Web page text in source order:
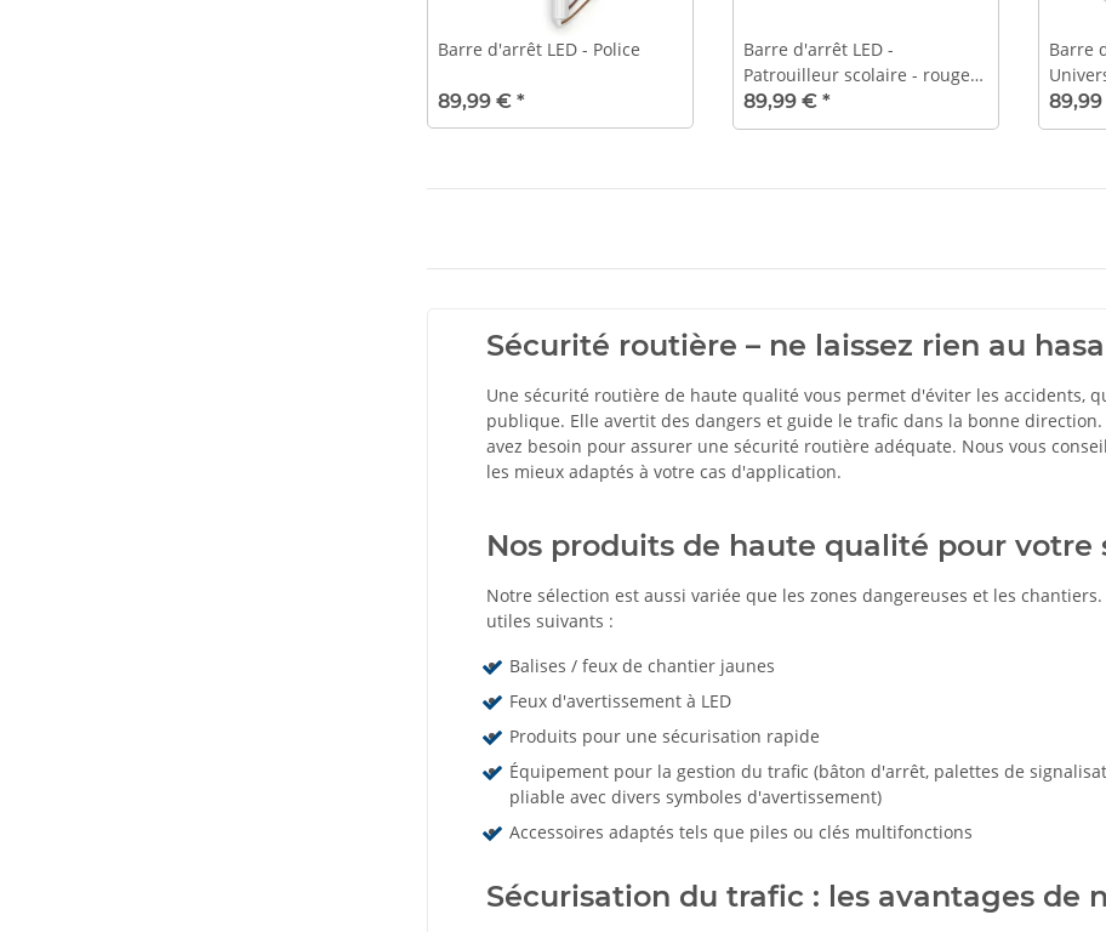
Barre d'arrêt LED - Police
89,99 € *
Barre d'arrêt LED -
Patrouilleur scolaire - rouge
des deux côtés
89,99 € *
Barre
Sécurité routière – ne laissez rien au
Une sécurité routière de haute qualité vous permet d'éviter les accidents,
publique. Elle avertit des dangers et guide le trafic dans la bonne
avez besoin pour assurer une sécurité routière adéquate. Nous vous
les mieux adaptés à votre cas d'application.
Nos produits de haute qualité pour
Notre sélection est aussi variée que les zones dangereuses et les
utiles suivants :
Balises / feux de chantier jaunes
Feux d'avertissement à LED
Produits pour une sécurisation rapide
Équipement pour la gestion du trafic (bâton d'arrêt, palettes de
pliable avec divers symboles d'avertissement)
Accessoires adaptés tels que piles ou clés multifonctions
Sécurisation du trafic : les avantages de